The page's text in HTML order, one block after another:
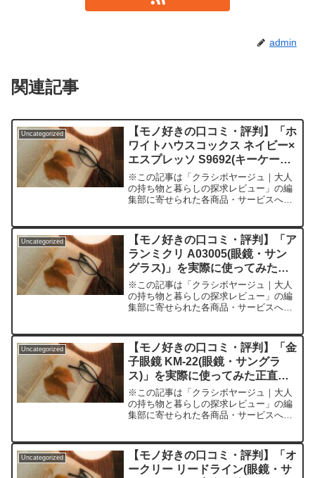
admin
関連記事
Uncategorized
【モノ好きの口コミ・評判】「ホ
ワイトハウスコックス ネイビー×
エスプレッソ S9692(キーケー
ス・キーオーガナイザー)」を実
際に使ってみた正直感想
※この記事は「クラシボヤージュ｜大人
の持ち物と暮らしの探求レビュー」の編
集部に寄せられた各商品・サービスへの
つからない…そんな人へ贈る一品毎日必
ず持ち歩く“鍵”。けれど...
Uncategorized
【モノ好きの口コミ・評判】「ア
ランミクリ A03005(眼鏡・サン
グラス)」を実際に使ってみた正
直感想
※この記事は「クラシボヤージュ｜大人
の持ち物と暮らしの探求レビュー」の編
集部に寄せられた各商品・サービスへの
ランミクリ A03005が“ただのメガネ”じゃ
ない理由突然ですが...
Uncategorized
【モノ好きの口コミ・評判】「金
子眼鏡 KM-22(眼鏡・サングラ
ス)」を実際に使ってみた正直感
想
※この記事は「クラシボヤージュ｜大人
の持ち物と暮らしの探求レビュー」の編
集部に寄せられた各商品・サービスへの
と被らない洗練デザインがいい」「大人
として恥ずかしくないブラ...
Uncategorized
【モノ好きの口コミ・評判】「オ
ークリー リードライン(眼鏡・サ